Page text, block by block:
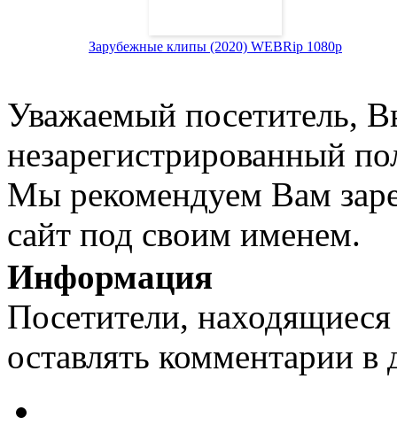
Зарубежные клипы (2020) WEBRip 1080p
Уважаемый посетитель,
незарегистрированный
Мы рекомендуем Вам
сайт под своим именем.
Информация
Посетители,
оставлять комментарии в